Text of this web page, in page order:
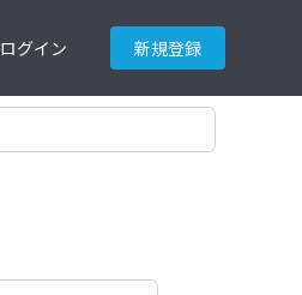
ログイン 新規登録